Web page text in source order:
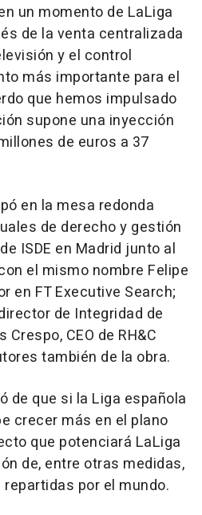
un momento de LaLiga
de la venta centralizada
y el control
más importante para el
que hemos impulsado
supone una inyección
de euros a 37
en la mesa redonda
de derecho y gestión
ISDE en Madrid junto al
el mismo nombre Felipe
en FT Executive Search;
de Integridad de
CEO de RH&C
también de la obra.
de que si la Liga española
crecer más en el plano
que potenciará LaLiga
de, entre otras medidas,
por el mundo.